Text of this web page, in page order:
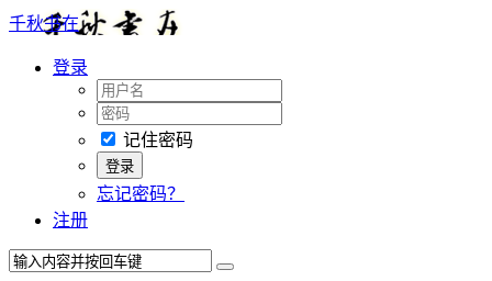
千秋书在
登录
记住密码
忘记密码？
注册